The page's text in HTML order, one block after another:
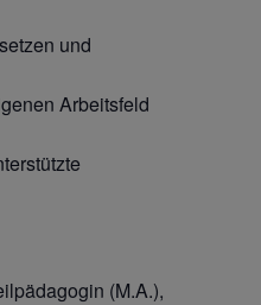
und
Arbeitsfeld
(M.A.),